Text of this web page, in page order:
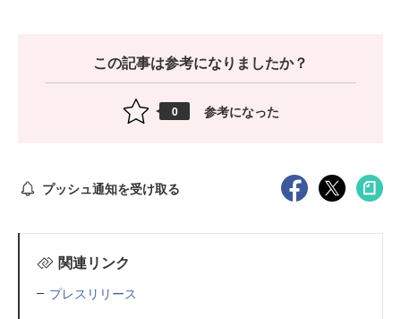
この記事は参考になりましたか？
0 参考になった
プッシュ通知を受け取る
関連リンク
プレスリリース